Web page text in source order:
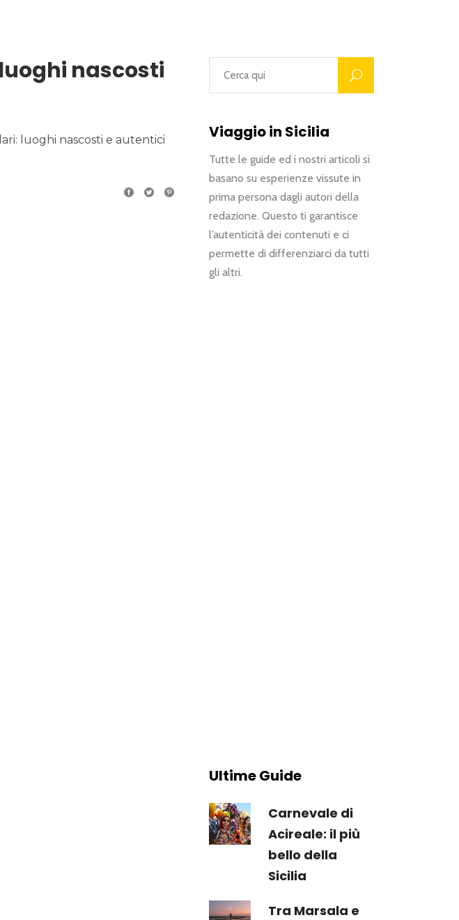
nascosti
luoghi nascosti e autentici
Viaggio in Sicilia
Tutte le guide ed i nostri articoli si
basano su esperienze vissute in
prima persona dagli autori della
redazione. Questo ti garantisce
l’autenticità dei contenuti e ci
permette di differenziarci da tutti
gli altri.
Ultime Guide
Carnevale di
Acireale: il più
bello della
Sicilia
Tra Marsala e